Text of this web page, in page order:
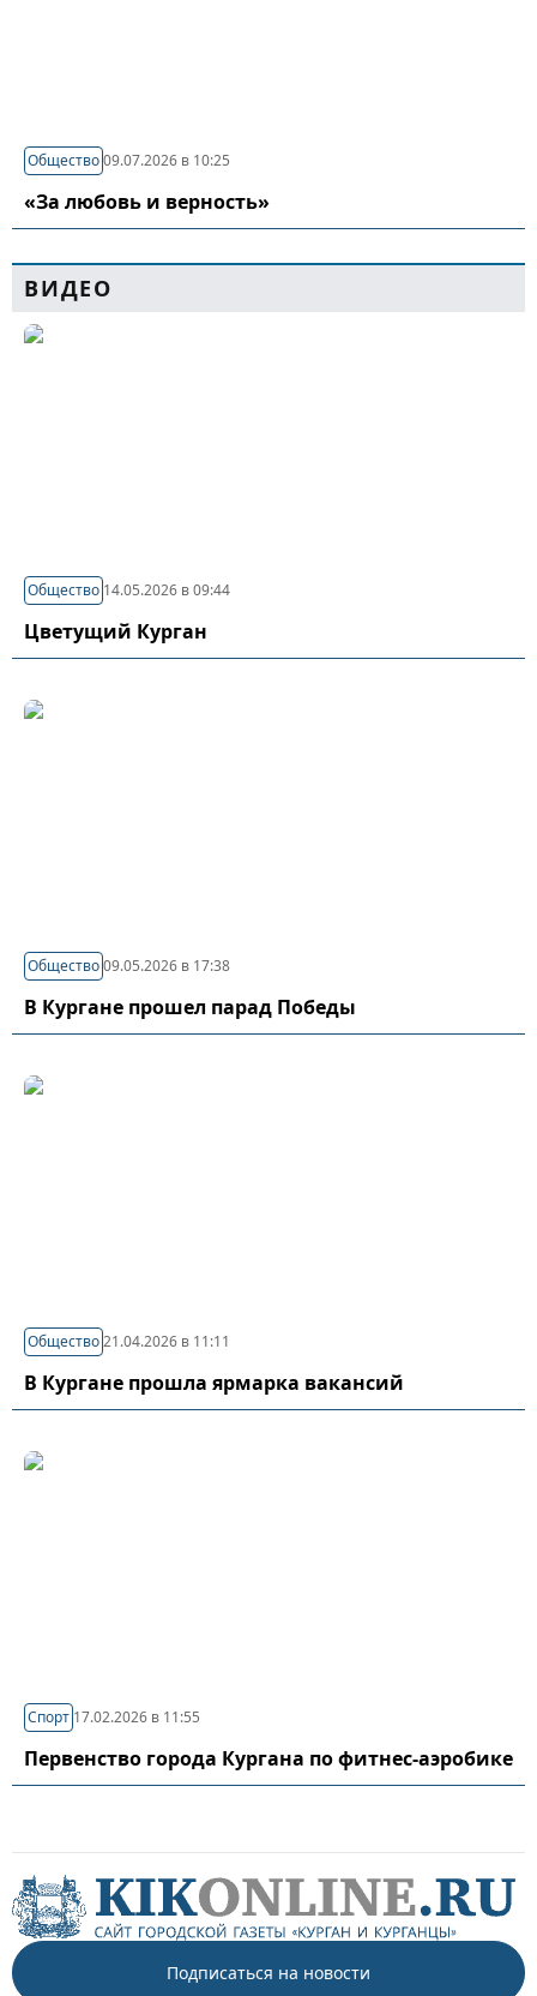
Общество09.07.2026 в 10:25
«За любовь и верность»
ВИДЕО
Общество 14.05.2026 в 09:44
Цветущий Курган
Общество09.05.2026 в 17:38
В Кургане прошел парад Победы
Общество21.04.2026 в 11:11
В Кургане прошла ярмарка вакансий
Спорт 17.02.2026 в 11:55
Первенство города Кургана по фитнес-аэробике
Подписаться на новости